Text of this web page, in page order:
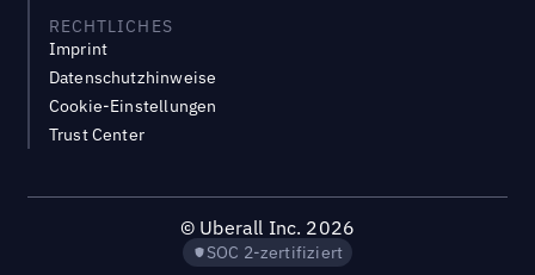
RECHTLICHES
Imprint
Datenschutzhinweise
Cookie-Einstellungen
Trust Center
© Uberall Inc. 2026
SOC 2-zertifiziert